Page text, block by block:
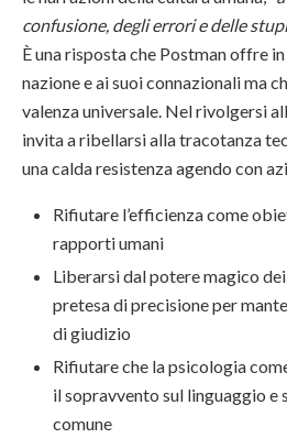
confusione, degli errori e delle
È una risposta che Postman offre
nazione e ai suoi connazionali ma
valenza universale. Nel rivolgersi
invita a ribellarsi alla tracotanza
una calda resistenza agendo con
Rifiutare l’efficienza come
rapporti umani
Liberarsi dal potere magico
pretesa di precisione per
di giudizio
Rifiutare che la psicologia
il sopravvento sul linguaggio e
comune